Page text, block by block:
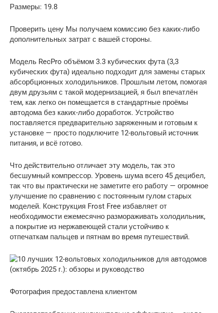
Размеры: 19.8
Проверить цену Мы получаем комиссию без каких-либо
дополнительных затрат с вашей стороны.
Модель RecPro объёмом 3.3 кубических фута (3,3
кубических фута) идеально подходит для замены старых
абсорбционных холодильников. Прошлым летом, помогая
двум друзьям с такой модернизацией, я был впечатлён
тем, как легко он помещается в стандартные проёмы
автодома без каких-либо доработок. Устройство
поставляется предварительно заряженным и готовым к
установке — просто подключите 12-вольтовый источник
питания, и всё готово.
Что действительно отличает эту модель, так это
бесшумный компрессор. Уровень шума всего 45 децибел,
так что вы практически не заметите его работу — огромное
улучшение по сравнению с постоянным гулом старых
моделей. Конструкция Frost Free избавляет от
необходимости ежемесячно размораживать холодильник,
а покрытие из нержавеющей стали устойчиво к
отпечаткам пальцев и пятнам во время путешествий.
Фотография предоставлена ​​клиентом